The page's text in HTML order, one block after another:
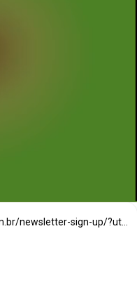
https://ekkogreen.com.br/newsletter-sign-up/?utm_source=google&utm_medium=web-stories&utm_campaign=newsletter